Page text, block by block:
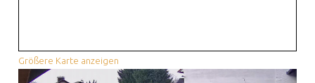
Größere Karte anzeigen